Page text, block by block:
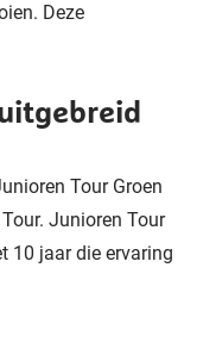
Deze
Tour Groen
Junioren Tour
10 jaar die ervaring